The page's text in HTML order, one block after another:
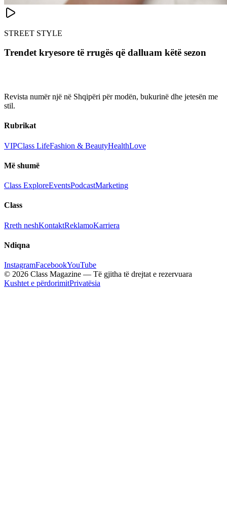
STREET STYLE
Trendet kryesore të rrugës që dalluam këtë sezon
Revista numër një në Shqipëri për modën, bukurinë dhe jetesën me
stil.
Rubrikat
VIPClass LifeFashion & BeautyHealthLove
Më shumë
Class ExploreEventsPodcastMarketing
Class
Rreth neshKontaktReklamoKarriera
Ndiqna
InstagramFacebookYouTube
© 2026 Class Magazine — Të gjitha të drejtat e rezervuara
Kushtet e përdorimitPrivatësia